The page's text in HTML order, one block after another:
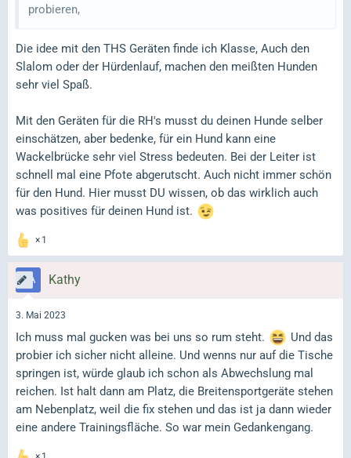
probieren,
Die idee mit den THS Geräten finde ich Klasse, Auch den
Slalom oder der Hürdenlauf, machen den meißten Hunden
sehr viel Spaß.
Mit den Geräten für die RH's musst du deinen Hunde selber
einschätzen, aber bedenke, für ein Hund kann eine
Wackelbrücke sehr viel Stress bedeuten. Bei der Leiter ist
schnell mal eine Pfote abgerutscht. Auch nicht immer schön
für den Hund. Hier musst DU wissen, ob das wirklich auch
was positives für deinen Hund ist.
1
Kathy
3. Mai 2023
Ich muss mal gucken was bei uns so rum steht.
Und das
probier ich sicher nicht alleine. Und wenns nur auf die Tische
springen ist, würde glaub ich schon als Abwechslung mal
reichen. Ist halt dann am Platz, die Breitensportgeräte stehen
am Nebenplatz, weil die fix stehen und das ist ja dann wieder
eine andere Trainingsfläche. So war mein Gedankengang.